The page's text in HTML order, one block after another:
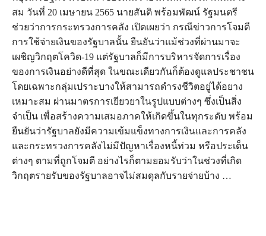
สม วันที่ 20 เมษายน 2565 นายสันติ พร้อมพัฒน์ รัฐมนตรี
ช่วยว่าการกระทรวงการคลัง เปิดเผยว่า กรณีข่าวการโจมตี
การใช้จ่ายเงินของรัฐบาลนั้น ยืนยันว่าแม้ช่วงที่ผ่านมาจะ
เผชิญวิกฤตโควิด-19 แต่รัฐบาลก็มีการบริหารจัดการเรื่อง
ของการเงินอย่างดีที่สุด ในขณะเดียวกันก็ต้องดูแลประชาชน
โดยเฉพาะกลุ่มเปราะบางให้สามารถดำรงชีวิตอยู่ได้อยาง
เหมาะสม ผ่านมาตรการเยียวยาในรูปแบบต่างๆ ซึ่งเป็นสิ่ง
จำเป็น เพื่อสร้างความเสมอภาคให้เกิดขึ้นในทุกระดับ พร้อม
ยืนยันว่ารัฐบาลยังมีความเข้มแข็งทางการเงินและการคลัง
และกระทรวงการคลังไม่มีปัญหาเรื่องหนี้ท่วม หรือประเด็น
ต่างๆ ตามที่ถูกโจมตี อย่างไรก็ตามยอมรับว่าในช่วงที่เกิด
วิกฤตรายรับของรัฐบาลอาจไม่สมดุลกับรายจ่ายบ้าง …